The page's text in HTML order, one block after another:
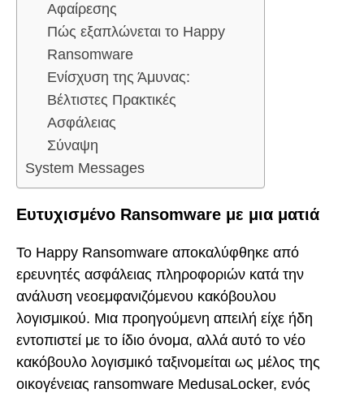
Αφαίρεσης
Πώς εξαπλώνεται το Happy
Ransomware
Ενίσχυση της Άμυνας:
Βέλτιστες Πρακτικές
Ασφάλειας
Σύναψη
System Messages
Ευτυχισμένο Ransomware με μια ματιά
Το Happy Ransomware αποκαλύφθηκε από
ερευνητές ασφάλειας πληροφοριών κατά την
ανάλυση νεοεμφανιζόμενου κακόβουλου
λογισμικού. Μια προηγούμενη απειλή είχε ήδη
εντοπιστεί με το ίδιο όνομα, αλλά αυτό το νέο
κακόβουλο λογισμικό ταξινομείται ως μέλος της
οικογένειας ransomware MedusaLocker, ενός